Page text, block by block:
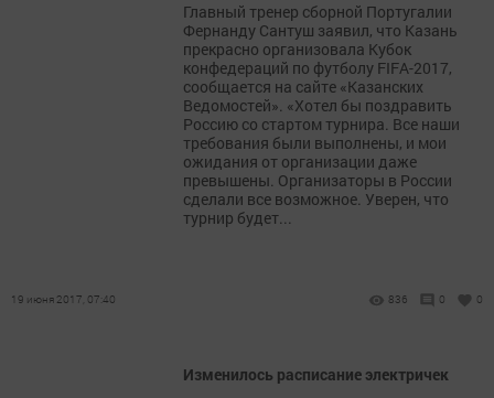
Главный тренер сборной Португалии
Фернанду Сантуш заявил, что Казань
прекрасно организовала Кубок
конфедераций по футболу FIFA-2017,
сообщается на сайте «Казанских
Ведомостей». «Хотел бы поздравить
Россию со стартом турнира. Все наши
требования были выполнены, и мои
ожидания от организации даже
превышены. Организаторы в России
сделали все возможное. Уверен, что
турнир будет...
19 июня 2017, 07:40 836 0 0
Изменилось расписание электричек